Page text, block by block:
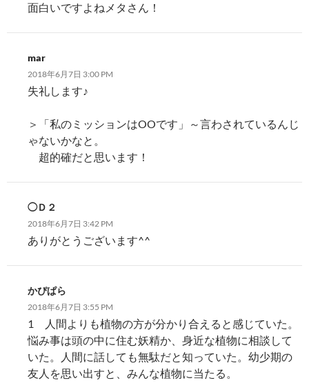
面白いですよねメタさん！
mar
2018年6月7日 3:00 PM
失礼します♪
＞「私のミッションはOOです」～言わされているんじ
ゃないかなと。
超的確だと思います！
◯Ｄ２
2018年6月7日 3:42 PM
ありがとうございます^^
かぴぱら
2018年6月7日 3:55 PM
1 人間よりも植物の方が分かり合えると感じていた。
悩み事は頭の中に住む妖精か、身近な植物に相談して
いた。人間に話しても無駄だと知っていた。幼少期の
友人を思い出すと、みんな植物に当たる。